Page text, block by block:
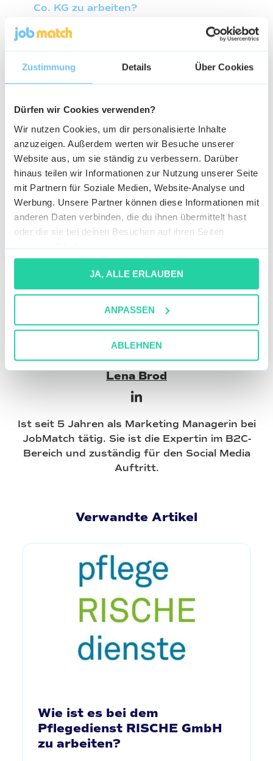
Zustimmung Details Über Cookies
Dürfen wir Cookies verwenden?
Wir nutzen Cookies, um dir personalisierte Inhalte
anzuzeigen. Außerdem werten wir Besuche unserer
Website aus, um sie ständig zu verbessern. Darüber
hinaus teilen wir Informationen zur Nutzung unserer Seite
mit Partnern für Soziale Medien, Website-Analyse und
Werbung. Unsere Partner können diese Informationen mit
anderen Daten verbinden, die du ihnen übermittelt hast
oder die sie bei deinen Besuchen auf ihren Seiten
gesammelt haben.
JA, ALLE ERLAUBEN
ANPASSEN
ABLEHNEN
Co. KG zu arbeiten?
Wie ist es bei Erich Nitsche
Möbeltransport-Spedition-Lagerung zu
Warum ist der Fahrermangel in der
Logistik ein Problem?
Wie ist es bei Nagel-Group Logistics SE
zu arbeiten?
Lena Brod
Ist seit 5 Jahren als Marketing Managerin bei
JobMatch tätig. Sie ist die Expertin im B2C-
Bereich und zuständig für den Social Media
Auftritt.
Verwandte Artikel
Wie ist es bei dem
Pflegedienst RISCHE GmbH
zu arbeiten?